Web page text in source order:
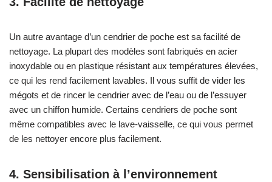
Un autre avantage d’un cendrier de poche est sa facilité de
nettoyage. La plupart des modèles sont fabriqués en acier
inoxydable ou en plastique résistant aux températures élevées,
ce qui les rend facilement lavables. Il vous suffit de vider les
mégots et de rincer le cendrier avec de l’eau ou de l’essuyer
avec un chiffon humide. Certains cendriers de poche sont
même compatibles avec le lave-vaisselle, ce qui vous permet
de les nettoyer encore plus facilement.
4. Sensibilisation à l’environnement